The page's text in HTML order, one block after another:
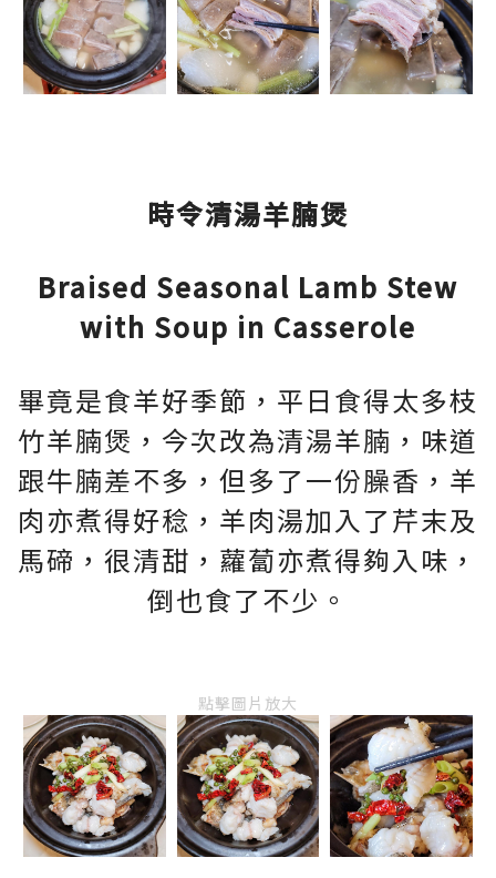
時令清湯羊腩煲
Braised Seasonal Lamb Stew
with Soup in Casserole
畢竟是食羊好季節，平日食得太多枝
竹羊腩煲，今次改為清湯羊腩，味道
跟牛腩差不多，但多了一份臊香，羊
肉亦煮得好稔，羊肉湯加入了芹末及
馬碲，很清甜，蘿蔔亦煮得夠入味，
倒也食了不少。
點擊圖片放大